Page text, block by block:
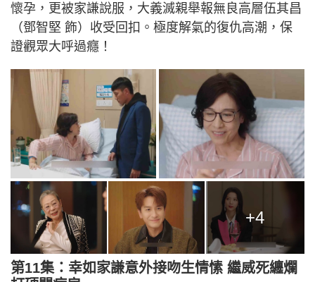
懷孕，更被家謙說服，大義滅親舉報無良高層伍其昌
（鄧智堅 飾）收受回扣。極度解氣的復仇高潮，保
證觀眾大呼過癮！
+4
第11集：幸如家謙意外接吻生情愫 繼威死纏爛